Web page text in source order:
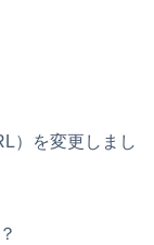
）を変更しまし